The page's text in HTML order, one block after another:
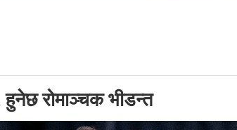
रोमाञ्चक भीडन्त